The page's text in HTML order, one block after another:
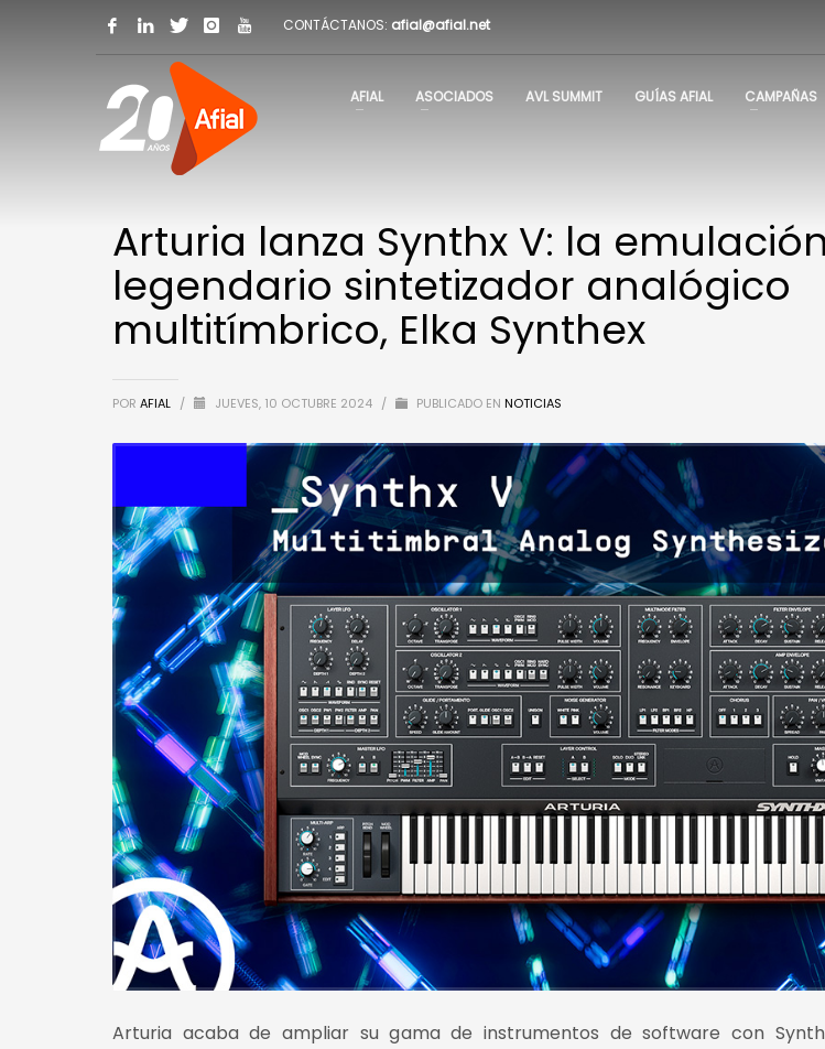
CONTÁCTANOS: afial@afial.net
AFIAL ASOCIADOS AVL SUMMIT GUÍAS AFIAL CAMPAÑAS
Arturia lanza Synthx V: la
legendario sintetizador analógico
multitímbrico, Elka Synthex
POR AFIAL / JUEVES, 10 OCTUBRE 2024 / PUBLICADO EN NOTICIAS
Arturia acaba de ampliar su gama de instrumentos de software con